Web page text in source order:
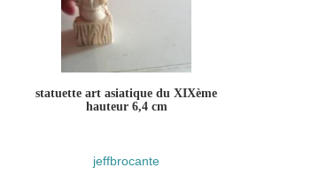
statuette art asiatique du XIXème
hauteur 6,4 cm
jeffbrocante